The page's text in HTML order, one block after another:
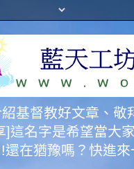
基督教好文章、
]這名字是希望當大
在猶豫嗎？快進